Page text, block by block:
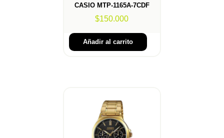
CASIO MTP-1165A-7CDF
$150.000
Añadir al carrito